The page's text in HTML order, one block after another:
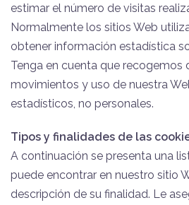
estimar el número de visitas
Normalmente los sitios Web
obtener información estadística
Tenga en cuenta que recogemos
movimientos y uso de nuestra
estadísticos, no personales.
Tipos y finalidades de las
A continuación se presenta una
puede encontrar en nuestro sitio
descripción de su finalidad. Le